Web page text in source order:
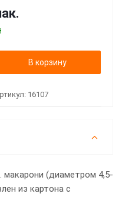
В корзину
16107
(диаметром 4,5-
из картона с